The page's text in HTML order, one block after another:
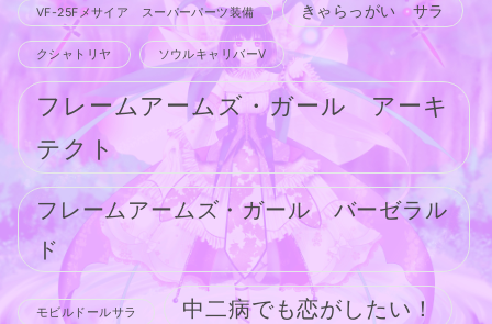
VF-25Fメサイア スーパーパーツ装備 きゃらっがい サラ
クシャトリヤ ソウルキャリバーV
フレームアームズ・ガール アーキ
テクト
フレームアームズ・ガール バーゼラル
ド
モビルドールサラ 中二病でも恋がしたい！